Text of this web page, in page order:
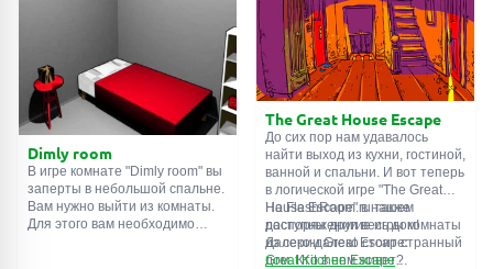
Внимательно осмотрите
помещение, возможно вы
сможете найти какие-нибудь
подсказки. Желаем удачи!
Dimly room
В игре комнате "Dimly room" вы
заперты в небольшой спальне.
Вам нужно выйти из комнаты.
Для этого вам необходимо
The Great House Escape
До сих пор нам удавалось
найти выход из кухни, гостиной,
ванной и спальни. И вот теперь
в логической игре "The Great
House Escape" в нашем
распоряжении весь дом!
Далеко-далеко стоит странный
дом. Кто в нем живет?
На FlashRoom.ru также
доступны другие игры комнаты
из серии Great Escape:
Great Kitchen Escape